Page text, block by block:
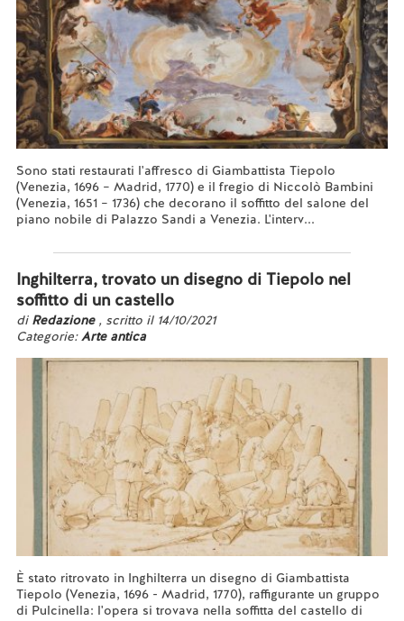
Sono stati restaurati l'affresco di Giambattista Tiepolo
(Venezia, 1696 – Madrid, 1770) e il fregio di Niccolò Bambini
(Venezia, 1651 – 1736) che decorano il soffitto del salone del
piano nobile di Palazzo Sandi a Venezia. L'interv...
Inghilterra, trovato un disegno di Tiepolo nel
soffitto di un castello
di Redazione , scritto il 14/10/2021
Categorie:Arte antica
È stato ritrovato in Inghilterra un disegno di Giambattista
Tiepolo (Venezia, 1696 - Madrid, 1770), raffigurante un gruppo
di Pulcinella: l'opera si trovava nella soffitta del castello di